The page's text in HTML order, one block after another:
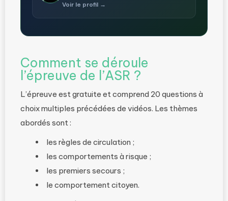
Voir le profil →
Comment se déroule
l’épreuve de l’ASR ?
L’épreuve est gratuite et comprend 20 questions à
choix multiples précédées de vidéos. Les thèmes
abordés sont :
les règles de circulation ;
les comportements à risque ;
les premiers secours ;
le comportement citoyen.